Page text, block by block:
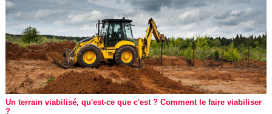
Un terrain viabilisé, qu'est-ce que c'est ? Comment le faire viabiliser
?